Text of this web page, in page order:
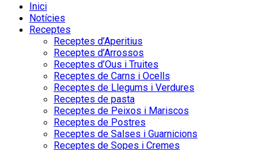
Inici
Notícies
Receptes
Receptes d’Aperitius
Receptes d’Arrossos
Receptes d’Ous i Truites
Receptes de Carns i Ocells
Receptes de Llegums i Verdures
Receptes de pasta
Receptes de Peixos i Mariscos
Receptes de Postres
Receptes de Salses i Guarnicions
Receptes de Sopes i Cremes